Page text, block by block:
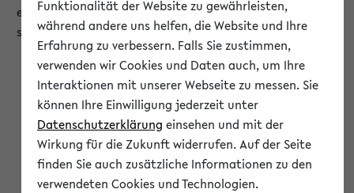
erst nach einer Anmeldung am System zur Verfügung
steht.
Bitte melden Sie sich an:
Anmeldung am eKVV
Funktionalität der Website zu gewährleisten,
während andere uns helfen, die Website und Ihre
Erfahrung zu verbessern. Falls Sie zustimmen,
verwenden wir Cookies und Daten auch, um Ihre
Interaktionen mit unserer Webseite zu messen. Sie
können Ihre Einwilligung jederzeit unter
Datenschutzerklärung einsehen und mit der
Wirkung für die Zukunft widerrufen. Auf der Seite
finden Sie auch zusätzliche Informationen zu den
verwendeten Cookies und Technologien.